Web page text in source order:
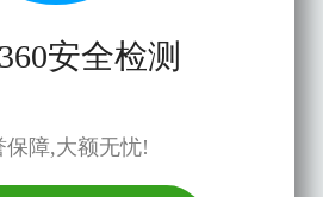
安全检测
保障,大额无忧!